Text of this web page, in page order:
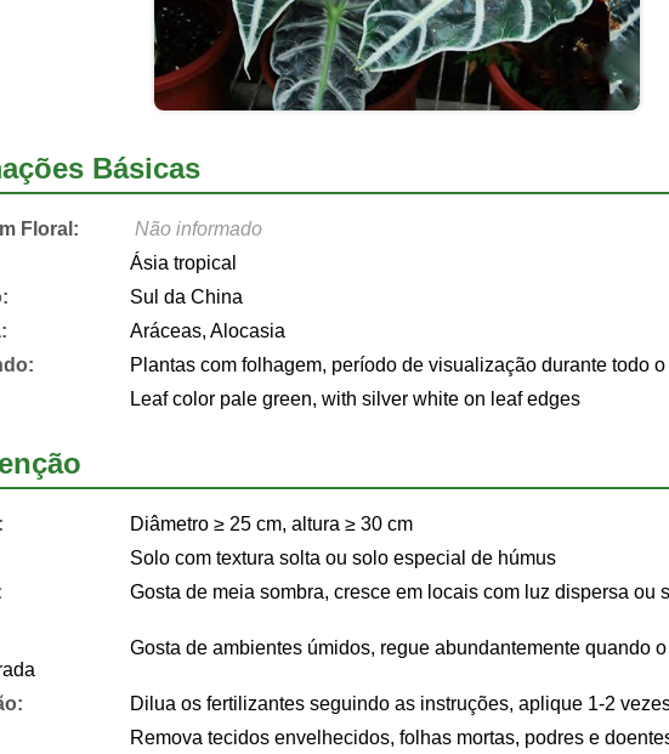
Básicas
Floral:
Não informado
Ásia tropical
Sul da China
Aráceas, Alocasia
Plantas com folhagem, período de visualização durante todo
Leaf color pale green, with silver white on leaf edges
Diâmetro ≥ 25 cm, altura ≥ 30 cm
Solo com textura solta ou solo especial de húmus
Gosta de meia sombra, cresce em locais com luz dispersa ou
Gosta de ambientes úmidos, regue abundantemente quando
Dilua os fertilizantes seguindo as instruções, aplique 1-2
Remova tecidos envelhecidos, folhas mortas, podres e